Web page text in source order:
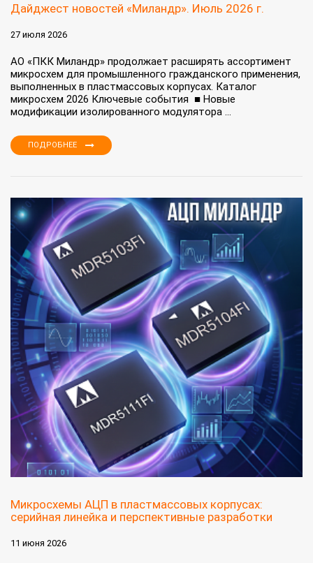
Дайджест новостей «Миландр». Июль 2026 г.
27 июля 2026
АО «ПКК Миландр» продолжает расширять ассортимент
микросхем для промышленного гражданского применения,
выполненных в пластмассовых корпусах. Каталог
микросхем 2026 Ключевые события ■ Новые
модификации изолированного модулятора ...
ПОДРОБНЕЕ
Микросхемы АЦП в пластмассовых корпусах:
серийная линейка и перспективные разработки
11 июня 2026